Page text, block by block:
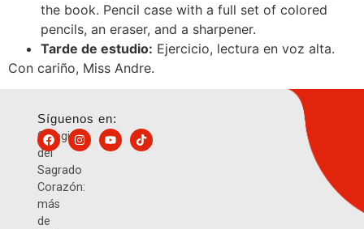
the book. Pencil case with a full set of colored
pencils, an eraser, and a sharpener.
Tarde de estudio: Ejercicio, lectura en voz alta.
Con cariño, Miss Andre.
Colegio
del
Sagrado
Corazón:
más
de
Síguenos en: